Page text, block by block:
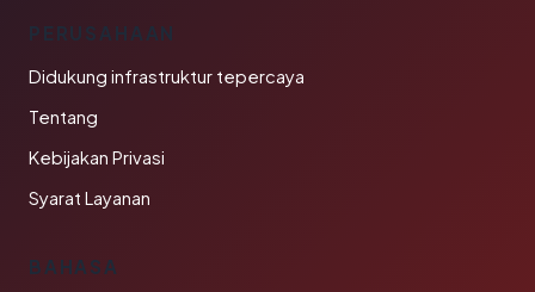
PERUSAHAAN
Didukung infrastruktur tepercaya
Tentang
Kebijakan Privasi
Syarat Layanan
BAHASA